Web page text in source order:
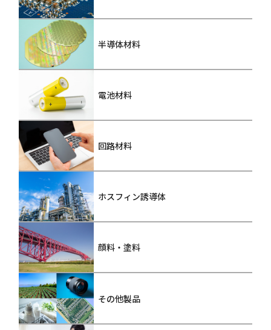
半導体材料
電池材料
回路材料
ホスフィン誘導体
顔料・塗料
その他製品